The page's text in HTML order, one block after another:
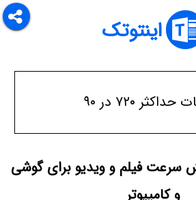
اینتوتک
۷۲۰ در ۹۰
سرعت فیلم و ویدیو برای گوشی
و کامپیوتر